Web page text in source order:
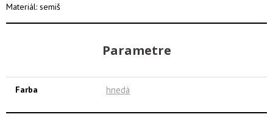
Materiál: semiš
Parametre
Farba hnedá